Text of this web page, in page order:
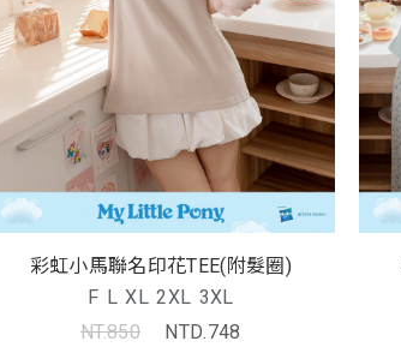
彩虹小馬聯名印花TEE(附髮圈)
F L XL 2XL 3XL
NT.850
NTD.748